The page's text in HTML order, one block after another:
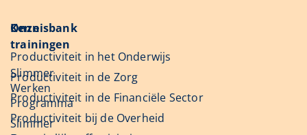
Onze
trainingen
Slimmer
Werken
Programma
Slimmer
Kennisbank
Productiviteit in het Onderwijs
Productiviteit in de Zorg
Productiviteit in de Financiële Sector
Productiviteit bij de Overheid